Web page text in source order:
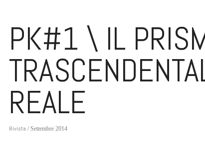
PK#1 \ IL
REALE
Rivista / Settembre 2014